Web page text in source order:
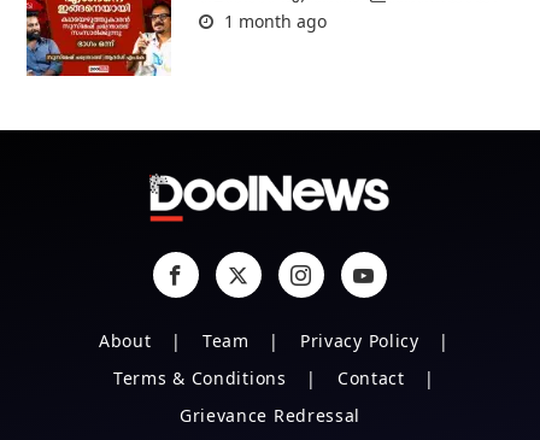
1 month ago
About Team
Privacy Policy
Terms & Conditions
Contact
Grievance Redressal